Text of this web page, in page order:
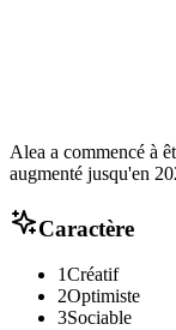
Alea a commencé à
augmenté jusqu'en
Caractère
1Créatif
2Optimiste
3Sociable